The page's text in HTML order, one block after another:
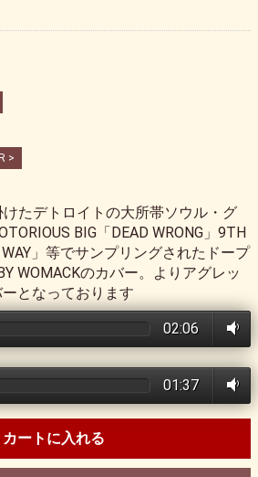
>
けたデトロイトの大所帯ソウル・グ
BIG「DEAD WRONG」9TH
WAY」等でサンプリングされたドープ
WOMACKのカバー。よりアグレッ
となっております
02:06
01:37
カートに入れる